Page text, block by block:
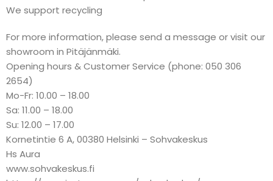
We support recycling
For more information, please send a message or visit our
showroom in Pitäjänmäki.
Opening hours & Customer Service (phone: 050 306
2654)
Mo-Fr: 10.00 – 18.00
Sa: 11.00 – 18.00
Su: 12.00 – 17.00
Kornetintie 6 A, 00380 Helsinki – Sohvakeskus
Hs Aura
www.sohvakeskus.fi